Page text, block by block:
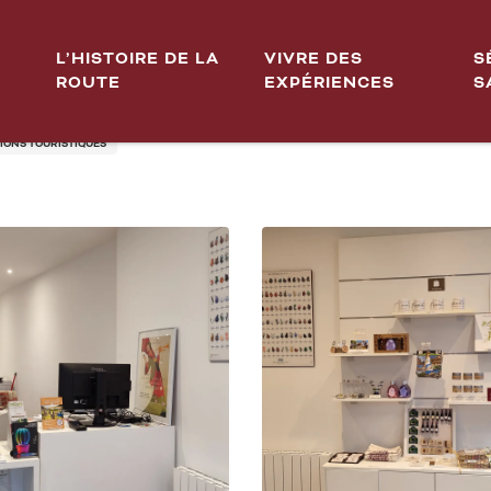
L’HISTOIRE DE LA
ROUTE
VIVRE DES
EXPÉRIENCES
& PAYS
TOURISTIQUES